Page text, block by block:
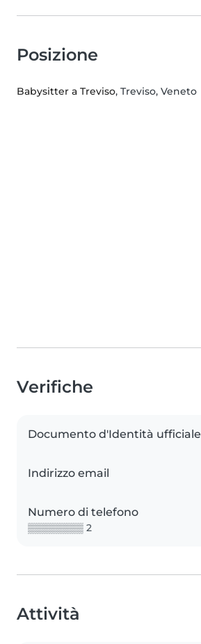
Posizione
Babysitter a Treviso, Treviso, Veneto
Verifiche
Documento d'Identità ufficiale
Indirizzo email
Numero di telefono
▒▒▒▒▒▒▒▒ 2
Attività